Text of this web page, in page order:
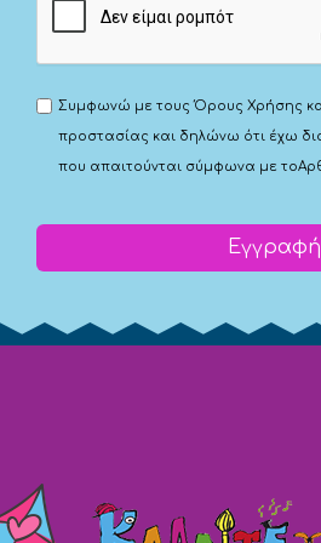
Συμφωνώ με τουςΌρους Χρήσης
προστασίας και δηλώνω ότι έχω
που απαιτούνται σύμφωνα με το
Εγγραφή